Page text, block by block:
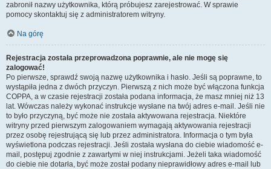
zabronił nazwy użytkownika, którą próbujesz zarejestrować. W sprawie
pomocy skontaktuj się z administratorem witryny.
Na górę
Rejestracja została przeprowadzona poprawnie, ale nie mogę się
zalogować!
Po pierwsze, sprawdź swoją nazwę użytkownika i hasło. Jeśli są poprawne, to
wystąpiła jedna z dwóch przyczyn. Pierwszą z nich może być włączona funkcja
COPPA, a w czasie rejestracji została podana informacja, że masz mniej niż 13
lat. Wówczas należy wykonać instrukcje wysłane na twój adres e-mail. Jeśli nie
to było przyczyną, być może nie została aktywowana rejestracja. Niektóre
witryny przed pierwszym zalogowaniem wymagają aktywowania rejestracji
przez osobę rejestrującą się lub przez administratora. Informacja o tym była
wyświetlona podczas rejestracji. Jeśli została wysłana do ciebie wiadomość e-
mail, postępuj zgodnie z zawartymi w niej instrukcjami. Jeżeli taka wiadomość
do ciebie nie dotarła, być może został podany nieprawidłowy adres e-mail lub